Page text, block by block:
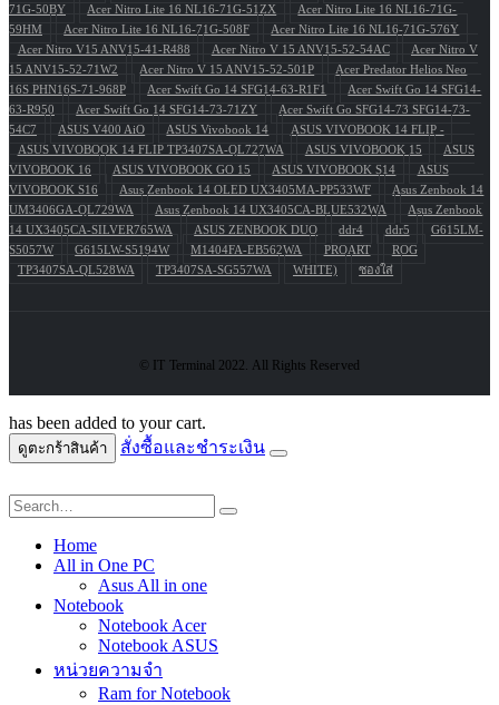
71G-50BY
Acer Nitro Lite 16 NL16-71G-51ZX
Acer Nitro Lite 16 NL16-71G-
59HM
Acer Nitro Lite 16 NL16-71G-508F
Acer Nitro Lite 16 NL16-71G-576Y
Acer Nitro V15 ANV15-41-R488
Acer Nitro V 15 ANV15-52-54AC
Acer Nitro V
15 ANV15-52-71W2
Acer Nitro V 15 ANV15-52-501P
Acer Predator Helios Neo
16S PHN16S-71-968P
Acer Swift Go 14 SFG14-63-R1F1
Acer Swift Go 14 SFG14-
63-R950
Acer Swift Go 14 SFG14-73-71ZY
Acer Swift Go SFG14-73 SFG14-73-
54C7
ASUS V400 AiO ASUS Vivobook 14
ASUS VIVOBOOK 14 FLIP -
ASUS VIVOBOOK 14 FLIP TP3407SA-QL727WA
ASUS VIVOBOOK 15
ASUS
VIVOBOOK 16
ASUS VIVOBOOK GO 15 ASUS VIVOBOOK S14
ASUS
VIVOBOOK S16
Asus Zenbook 14 OLED UX3405MA-PP533WF
Asus Zenbook 14
UM3406GA-QL729WA
Asus Zenbook 14 UX3405CA-BLUE532WA
Asus Zenbook
14 UX3405CA-SILVER765WA
ASUS ZENBOOK DUO ddr4 ddr5
G615LM-
S5057W
G615LW-S5194W M1404FA-EB562WA PROART
ROG
TP3407SA-QL528WA
TP3407SA-SG557WA WHITE) ซองใส่
© IT Terminal 2022. All Rights Reserved
has been added to your cart.
ดูตะกร้าสินค้า สั่งซื้อและชำระเงิน
Home
All in One PC
Asus All in one
Notebook
Notebook Acer
Notebook ASUS
หน่วยความจำ
Ram for Notebook